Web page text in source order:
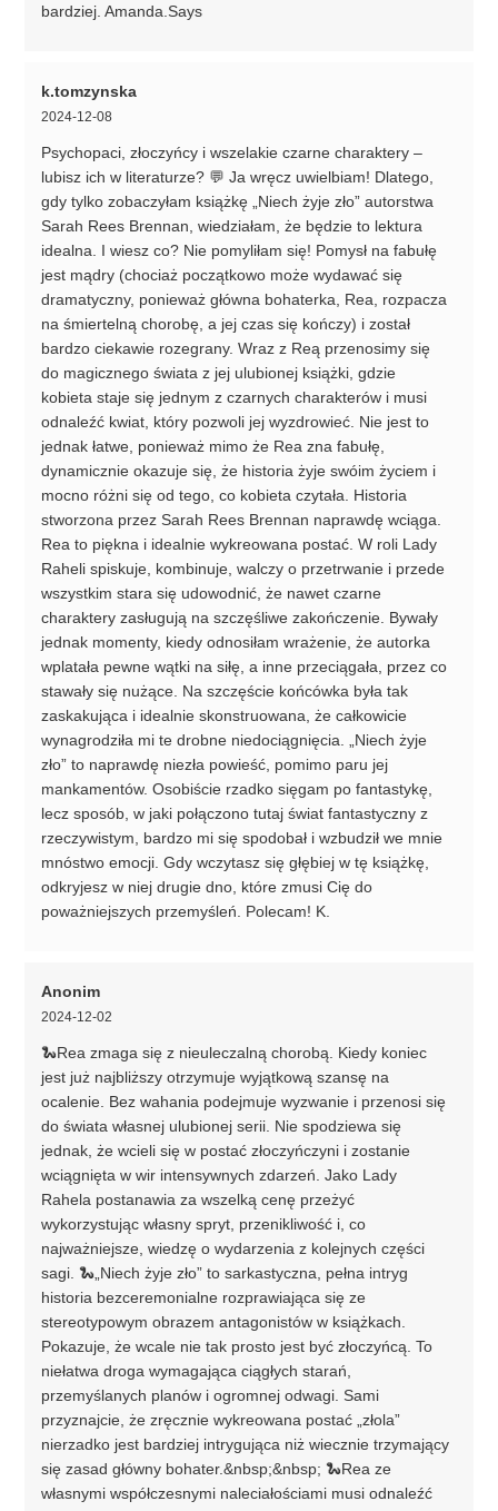
bardziej. Amanda.Says
k.tomzynska
2024-12-08
Psychopaci, złoczyńcy i wszelakie czarne charaktery –
lubisz ich w literaturze? 💬 Ja wręcz uwielbiam! Dlatego,
gdy tylko zobaczyłam książkę „Niech żyje zło” autorstwa
Sarah Rees Brennan, wiedziałam, że będzie to lektura
idealna. I wiesz co? Nie pomyliłam się! Pomysł na fabułę
jest mądry (chociaż początkowo może wydawać się
dramatyczny, ponieważ główna bohaterka, Rea, rozpacza
na śmiertelną chorobę, a jej czas się kończy) i został
bardzo ciekawie rozegrany. Wraz z Reą przenosimy się
do magicznego świata z jej ulubionej książki, gdzie
kobieta staje się jednym z czarnych charakterów i musi
odnaleźć kwiat, który pozwoli jej wyzdrowieć. Nie jest to
jednak łatwe, ponieważ mimo że Rea zna fabułę,
dynamicznie okazuje się, że historia żyje swóim życiem i
mocno różni się od tego, co kobieta czytała. Historia
stworzona przez Sarah Rees Brennan naprawdę wciąga.
Rea to piękna i idealnie wykreowana postać. W roli Lady
Raheli spiskuje, kombinuje, walczy o przetrwanie i przede
wszystkim stara się udowodnić, że nawet czarne
charaktery zasługują na szczęśliwe zakończenie. Bywały
jednak momenty, kiedy odnosiłam wrażenie, że autorka
wplatała pewne wątki na siłę, a inne przeciągała, przez co
stawały się nużące. Na szczęście końcówka była tak
zaskakująca i idealnie skonstruowana, że całkowicie
wynagrodziła mi te drobne niedociągnięcia. „Niech żyje
zło” to naprawdę niezła powieść, pomimo paru jej
mankamentów. Osobiście rzadko sięgam po fantastykę,
lecz sposób, w jaki połączono tutaj świat fantastyczny z
rzeczywistym, bardzo mi się spodobał i wzbudził we mnie
mnóstwo emocji. Gdy wczytasz się głębiej w tę książkę,
odkryjesz w niej drugie dno, które zmusi Cię do
poważniejszych przemyśleń. Polecam! K.
Anonim
2024-12-02
🐍Rea zmaga się z nieuleczalną chorobą. Kiedy koniec
jest już najbliższy otrzymuje wyjątkową szansę na
ocalenie. Bez wahania podejmuje wyzwanie i przenosi się
do świata własnej ulubionej serii. Nie spodziewa się
jednak, że wcieli się w postać złoczyńczyni i zostanie
wciągnięta w wir intensywnych zdarzeń. Jako Lady
Rahela postanawia za wszelką cenę przeżyć
wykorzystując własny spryt, przenikliwość i, co
najważniejsze, wiedzę o wydarzenia z kolejnych części
sagi. 🐍„Niech żyje zło” to sarkastyczna, pełna intryg
historia bezceremonialne rozprawiająca się ze
stereotypowym obrazem antagonistów w książkach.
Pokazuje, że wcale nie tak prosto jest być złoczyńcą. To
niełatwa droga wymagająca ciągłych starań,
przemyślanych planów i ogromnej odwagi. Sami
przyznajcie, że zręcznie wykreowana postać „złola”
nierzadko jest bardziej intrygująca niż wiecznie trzymający
się zasad główny bohater.&nbsp;&nbsp; 🐍Rea ze
własnymi współczesnymi naleciałościami musi odnaleźć